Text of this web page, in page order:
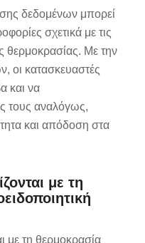
δεδομένων μπορεί
σχετικά με τις
θερμοκρασίας. Με την
οι κατασκευαστές
και να
τους αναλόγως,
και απόδοση στα
με τη
με τη θερμοκρασία